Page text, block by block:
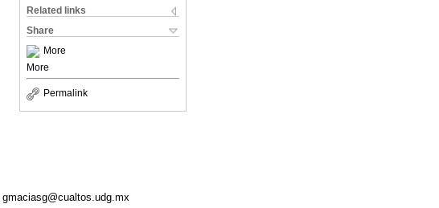
Related links
Share
More
More
Permalink